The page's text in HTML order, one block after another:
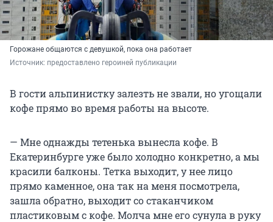
Горожане общаются с девушкой, пока она работает
Источник: предоставлено героиней публикации
В гости альпинистку залезть не звали, но угощали
кофе прямо во время работы на высоте.
— Мне однажды тетенька вынесла кофе. В
Екатеринбурге уже было холодно конкретно, а мы
красили балконы. Тетка выходит, у нее лицо
прямо каменное, она так на меня посмотрела,
зашла обратно, выходит со стаканчиком
пластиковым с кофе. Молча мне его сунула в руку